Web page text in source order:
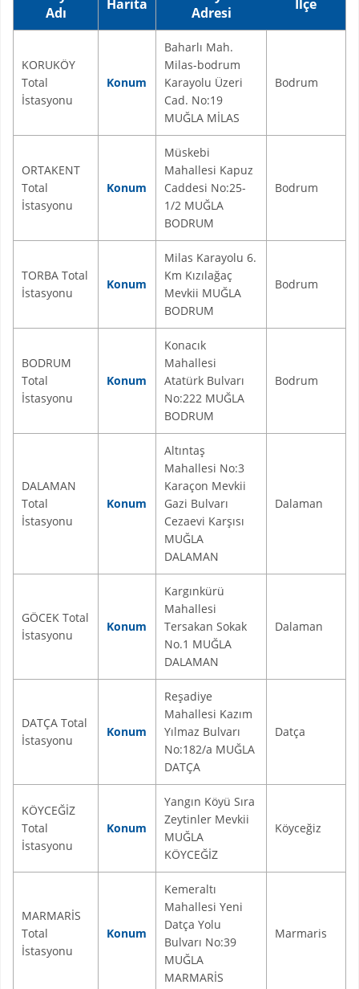
Adı
Harita
Adresi
İlçe
KORUKÖY
Total
İstasyonu
Konum
Baharlı Mah.
Milas-bodrum
Karayolu Üzeri
Cad. No:19
MUĞLA MİLAS
Bodrum
ORTAKENT
Total
İstasyonu
Konum
Müskebi
Mahallesi Kapuz
Caddesi No:25-
1/2 MUĞLA
BODRUM
Bodrum
TORBA Total
İstasyonu
Konum
Milas Karayolu 6.
Km Kızılağaç
Mevkii MUĞLA
BODRUM
Bodrum
BODRUM
Total
İstasyonu
Konum
Konacık
Mahallesi
Atatürk Bulvarı
No:222 MUĞLA
BODRUM
Bodrum
DALAMAN
Total
İstasyonu
Konum
Altıntaş
Mahallesi No:3
Karaçon Mevkii
Gazi Bulvarı
Cezaevi Karşısı
MUĞLA
DALAMAN
Dalaman
GÖCEK Total
İstasyonu
Konum
Kargınkürü
Mahallesi
Tersakan Sokak
No.1 MUĞLA
DALAMAN
Dalaman
DATÇA Total
İstasyonu
Konum
Reşadiye
Mahallesi Kazım
Yılmaz Bulvarı
No:182/a MUĞLA
DATÇA
Datça
KÖYCEĞİZ
Total
İstasyonu
Konum
Yangın Köyü Sıra
Zeytinler Mevkii
MUĞLA
KÖYCEĞİZ
Köyceğiz
MARMARİS
Total
İstasyonu
Konum
Kemeraltı
Mahallesi Yeni
Datça Yolu
Bulvarı No:39
MUĞLA
MARMARİS
Marmaris